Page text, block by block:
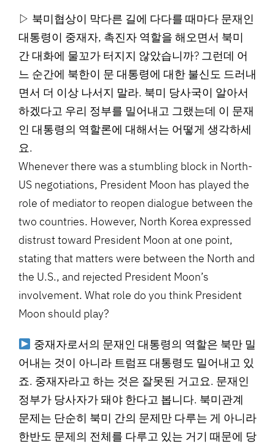
▷ 북미협상이 막다른 길에 다다를 때마다 문재인
대통령이 중재자, 촉진자 역할을 해오면서 북미
간 대화에 물꼬가 터지지 않았습니까? 그런데 어
느 순간에 북한이 문 대통령에 대한 불신도 드러내
면서 더 이상 나서지 말라. 북미 당사국이 알아서
하겠다고 우리 정부를 밀어내고 그랬는데 이 문재
인 대통령의 역할론에 대해서는 어떻게 생각하세
요.
Whenever there was a stumbling block in North-
US negotiations, President Moon has played the
role of mediator to reopen dialogue between the
two countries. However, North Korea expressed
distrust toward President Moon at one point,
stating that matters were between the North and
the U.S., and rejected President Moon’s
involvement. What role do you think President
Moon should play?
중재자로서의 문재인 대통령의 역할은 북만 밀
어내는 것이 아니라 트럼프 대통령도 밀어내고 있
죠. 중재자라고 하는 것은 잘못된 거고요. 문재인
정부가 당사자가 돼야 한다고 봅니다. 북미관계
문제는 단순히 북미 간의 문제만 다루는 게 아니라
한반도 문제의 전체를 다루고 있는 거기 때문에 당